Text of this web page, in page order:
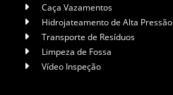
Caça Vazamentos
Hidrojateamento de Alta Pressão
Transporte de Resíduos
Limpeza de Fossa
Vídeo Inspeção